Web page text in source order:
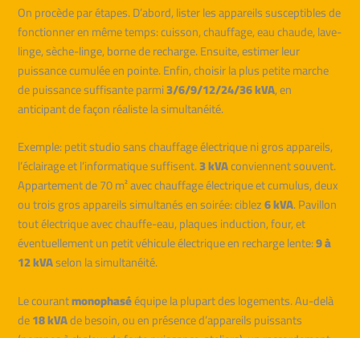
On procède par étapes. D’abord, lister les appareils susceptibles de
fonctionner en même temps: cuisson, chauffage, eau chaude, lave-
linge, sèche-linge, borne de recharge. Ensuite, estimer leur
puissance cumulée en pointe. Enfin, choisir la plus petite marche
de puissance suffisante parmi3/6/9/12/24/36 kVA, en
anticipant de façon réaliste la simultanéité.
Exemple: petit studio sans chauffage électrique ni gros appareils,
l’éclairage et l’informatique suffisent.3 kVAconviennent souvent.
Appartement de 70 m² avec chauffage électrique et cumulus, deux
ou trois gros appareils simultanés en soirée: ciblez6 kVA. Pavillon
tout électrique avec chauffe-eau, plaques induction, four, et
éventuellement un petit véhicule électrique en recharge lente:9 à
12 kVAselon la simultanéité.
Le courantmonophasééquipe la plupart des logements. Au-delà
de18 kVAde besoin, ou en présence d’appareils puissants